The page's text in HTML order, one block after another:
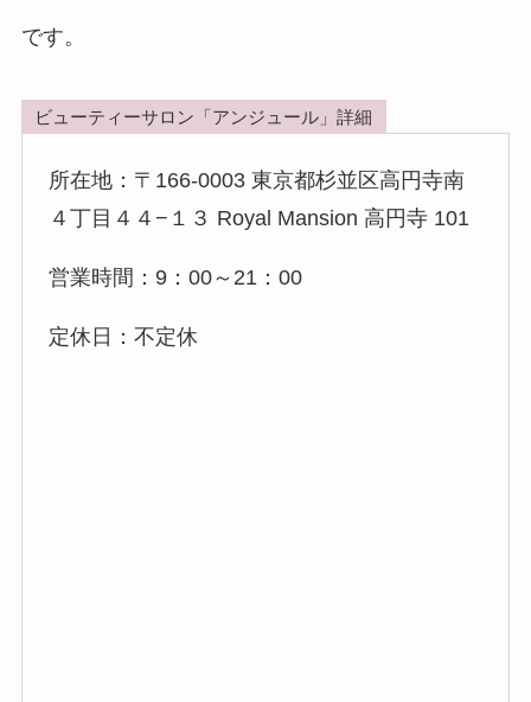
です。
ビューティーサロン「アンジュール」詳細
所在地：〒166-0003 東京都杉並区高円寺南
４丁目４４−１３ Royal Mansion 高円寺 101
営業時間：9：00～21：00
定休日：不定休